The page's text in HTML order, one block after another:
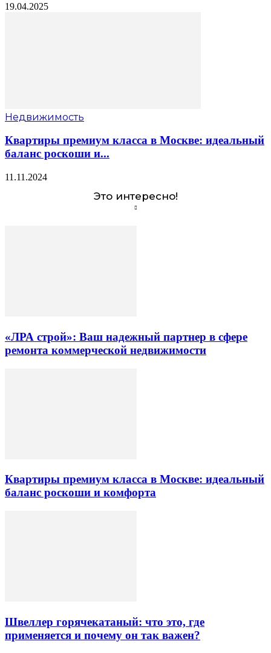
19.04.2025
Недвижимость
Квартиры премиум класса в Москве: идеальный
баланс роскоши и...
11.11.2024
Это интересно!
«ЛРА строй»: Ваш надежный партнер в сфере
ремонта коммерческой недвижимости
Квартиры премиум класса в Москве: идеальный
баланс роскоши и комфорта
Швеллер горячекатаный: что это, где
применяется и почему он так важен?